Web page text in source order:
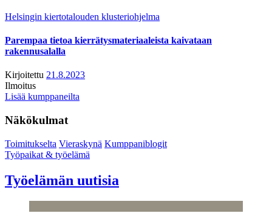
Helsingin kiertotalouden klusteriohjelma
Parempaa tietoa kierrätysmateriaaleista kaivataan
rakennusalalla
Kirjoitettu 21.8.2023
Ilmoitus
Lisää kumppaneilta
Näkökulmat
Toimitukselta Vieraskynä Kumppaniblogit
Työpaikat & työelämä
Työelämän uutisia